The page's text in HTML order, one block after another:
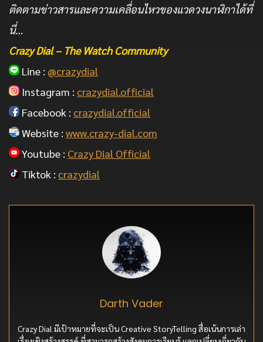
ติดตามข่าวสารและความเคลื่อนไหวของแวดวงนาฬิกาได้ที่
นี่…
Crazy Dial – The Watch Community
Line : @crazydial
Instagram : crazydial.official
Facebook : crazydial.official
Website : www.crazy-dial.com
Youtube : Crazy Dial Official
Tiktok : crazydial
Darth Vader
Crazy Dial มีเป้าหมายที่จะเป็น Creative StoryTelling สื่อเน้นการเล่า